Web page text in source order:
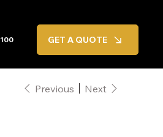
GET A QUOTE
Previous Next